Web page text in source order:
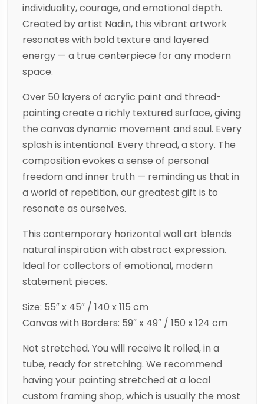
individuality, courage, and emotional depth.
Created by artist Nadin, this vibrant artwork
resonates with bold texture and layered
energy — a true centerpiece for any modern
space.
Over 50 layers of acrylic paint and thread-
painting create a richly textured surface, giving
the canvas dynamic movement and soul. Every
splash is intentional. Every thread, a story. The
composition evokes a sense of personal
freedom and inner truth — reminding us that in
a world of repetition, our greatest gift is to
resonate as ourselves.
This contemporary horizontal wall art blends
natural inspiration with abstract expression.
Ideal for collectors of emotional, modern
statement pieces.
Size: 55″ x 45″ / 140 x 115 cm
Canvas with Borders: 59″ x 49″ / 150 x 124 cm
Not stretched. You will receive it rolled, in a
tube, ready for stretching. We recommend
having your painting stretched at a local
custom framing shop, which is usually the most